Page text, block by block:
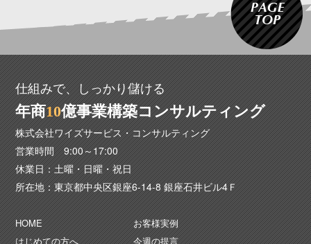
仕組みで、しっかり儲ける
年商10億事業構築コンサルティング
株式会社ワイズサービス・コンサルティング
営業時間 9:00～17:00
休業日：土曜・日曜・祝日
所在地：東京都中央区銀座6-14-8 銀座石井ビル4Ｆ
HOME
はじめての方へ
お客様実例
今週の提言